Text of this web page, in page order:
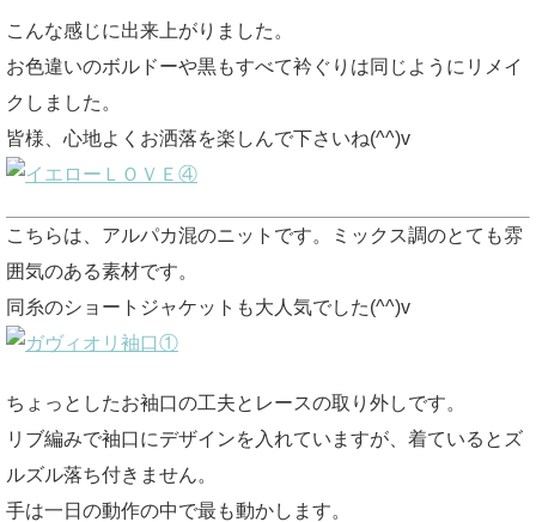
こんな感じに出来上がりました。
お色違いのボルドーや黒もすべて衿ぐりは同じようにリメイ
クしました。
皆様、心地よくお洒落を楽しんで下さいね(^^)v
こちらは、アルパカ混のニットです。ミックス調のとても雰
囲気のある素材です。
同糸のショートジャケットも大人気でした(^^)v
ちょっとしたお袖口の工夫とレースの取り外しです。
リブ編みで袖口にデザインを入れていますが、着ているとズ
ルズル落ち付きません。
手は一日の動作の中で最も動かします。